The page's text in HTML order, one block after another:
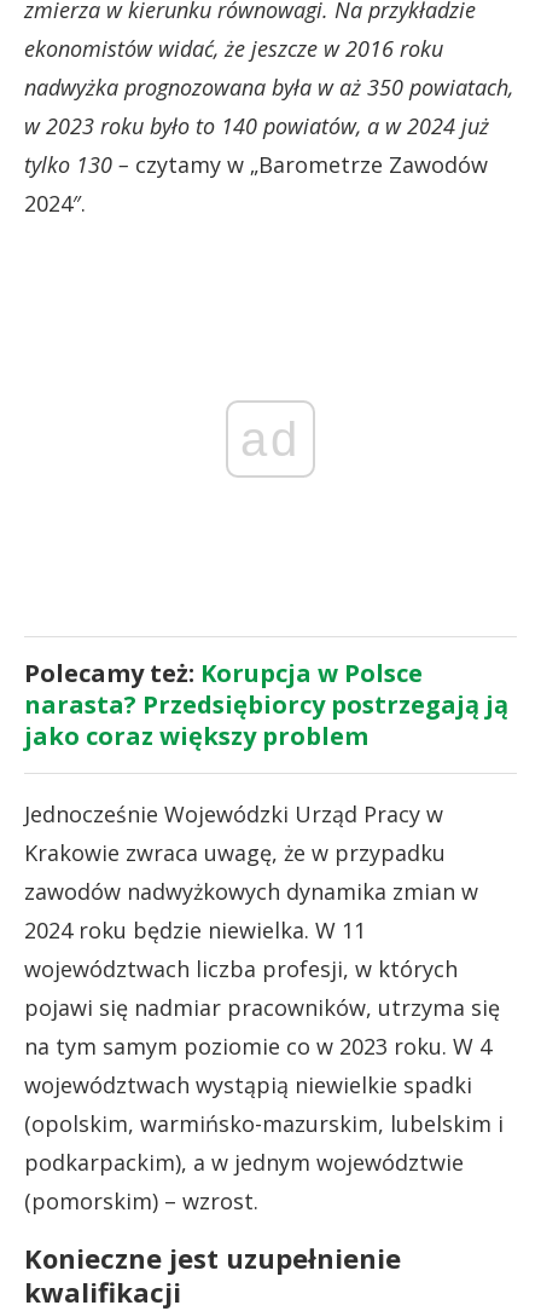
zmierza w kierunku równowagi. Na przykładzie
ekonomistów widać, że jeszcze w 2016 roku
nadwyżka prognozowana była w aż 350 powiatach,
w 2023 roku było to 140 powiatów, a w 2024 już
tylko 130 – czytamy w „Barometrze Zawodów
2024″.
ad
Polecamy też: Korupcja w Polsce
narasta? Przedsiębiorcy postrzegają ją
jako coraz większy problem
Jednocześnie Wojewódzki Urząd Pracy w
Krakowie zwraca uwagę, że w przypadku
zawodów nadwyżkowych dynamika zmian w
2024 roku będzie niewielka. W 11
województwach liczba profesji, w których
pojawi się nadmiar pracowników, utrzyma się
na tym samym poziomie co w 2023 roku. W 4
województwach wystąpią niewielkie spadki
(opolskim, warmińsko-mazurskim, lubelskim i
podkarpackim), a w jednym województwie
(pomorskim) – wzrost.
Konieczne jest uzupełnienie
kwalifikacji